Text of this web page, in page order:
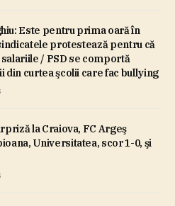
Este pentru prima oară în
protestează pentru că
/ PSD se comportă
din curtea şcolii care fac bullying
la Craiova, FC Argeş
Universitatea, scor 1-0, şi